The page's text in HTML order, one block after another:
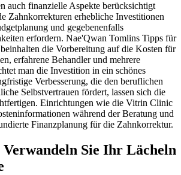
auch finanzielle Aspekte berücksichtigt
Zahnkorrekturen erhebliche Investitionen
und gegebenenfalls
erfordern. Nae'Qwan Tomlins Tipps für
die Vorbereitung auf die Kosten für
erfahrene Behandler und mehrere
man die Investition in ein schönes
Verbesserung, die den beruflichen
Selbstvertrauen fördert, lassen sich die
Einrichtungen wie die Vitrin Clinic
während der Beratung und
Finanzplanung für die Zahnkorrektur.
Sie Ihr Lächeln